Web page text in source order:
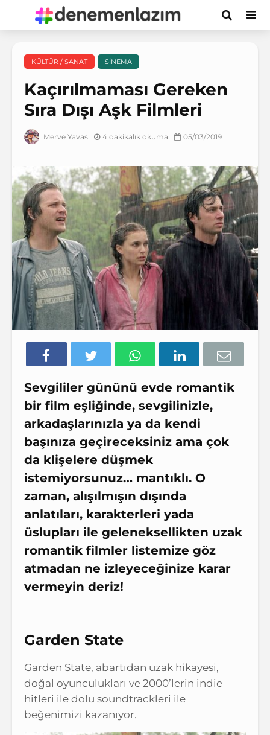
KÜLTÜR / SANAT SINEMA
Kaçırılmaması Gereken
Sıra Dışı Aşk Filmleri
Merve Yavas 4 dakikalık okuma 05/03/2019
Sevgililer gününü evde romantik
bir film eşliğinde, sevgilinizle,
arkadaşlarınızla ya da kendi
başınıza geçireceksiniz ama çok
da klişelere düşmek
istemiyorsunuz… mantıklı. O
zaman, alışılmışın dışında
anlatıları, karakterleri yada
üslupları ile geleneksellikten uzak
romantik filmler listemize göz
atmadan ne izleyeceğinize karar
vermeyin deriz!
Garden State
Garden State, abartıdan uzak hikayesi,
doğal oyunculukları ve 2000’lerin indie
hitleri ile dolu soundtrackleri ile
beğenimizi kazanıyor.